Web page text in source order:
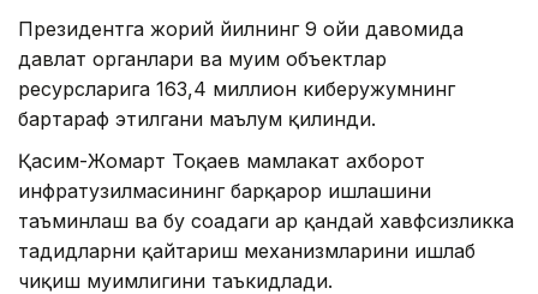
Президентга жорий йилнинг 9 ойи давомида
давлат органлари ва муҳим объектлар
ресурсларига 163,4 миллион киберҳужумнинг
бартараф этилгани маълум қилинди.
Қасим-Жомарт Тоқаев мамлакат ахборот
инфратузилмасининг барқарор ишлашини
таъминлаш ва бу соҳадаги ҳар қандай хавфсизликка
таҳдидларни қайтариш механизмларини ишлаб
чиқиш муҳимлигини таъкидлади.